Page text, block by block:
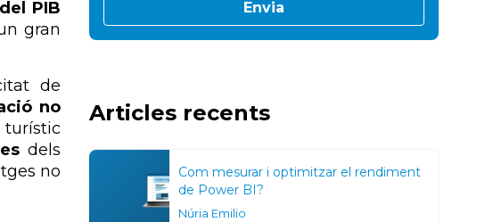
PIB
gran
de
no
dels
no
Articles recents
Com mesurar i optimitzar el rendiment
de Power BI?
Núria Emilio